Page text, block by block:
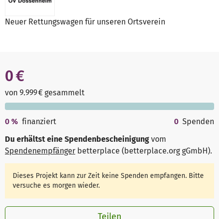
Neuer Rettungswagen für unseren Ortsverein
0 €
von 9.999 € gesammelt
0 % finanziert 0 Spenden
Du erhältst eine Spendenbescheinigung vom
Spendenempfänger betterplace (betterplace.org gGmbH).
Dieses Projekt kann zur Zeit keine Spenden empfangen. Bitte
versuche es morgen wieder.
Teilen